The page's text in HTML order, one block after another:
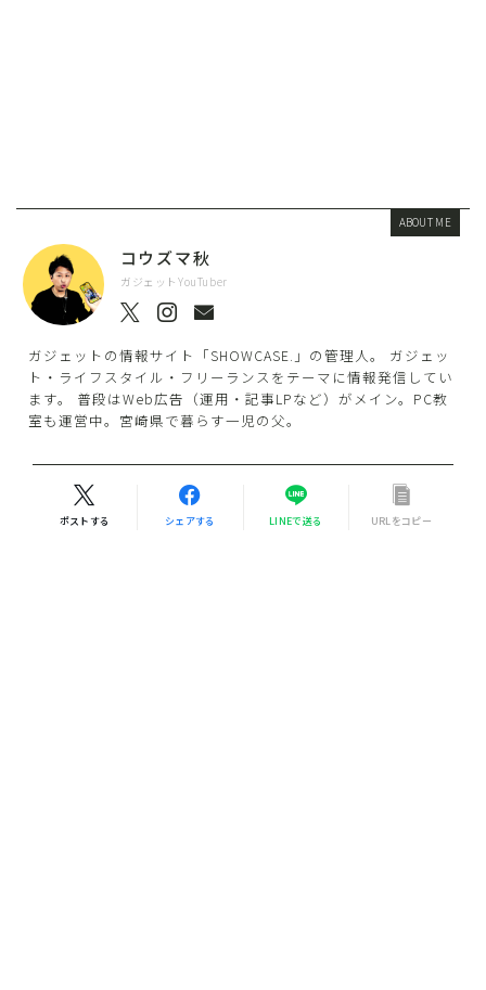
ABOUT ME
コウズマ秋
ガジェットYouTuber
ガジェットの情報サイト「SHOWCASE.」の管理人。 ガジェッ
ト・ライフスタイル・フリーランスをテーマに情報発信してい
ます。 普段はWeb広告（運用・記事LPなど）がメイン。PC教
室も運営中。宮崎県で暮らす一児の父。
ポストする シェアする LINEで送る URLをコピー